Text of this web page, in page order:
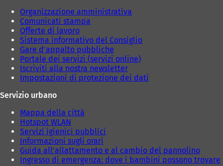
Organizzazione amministrativa
Comunicati stampa
Offerte di lavoro
Sistema informativo del Consiglio
Gare d'appalto pubbliche
Portale dei servizi (servizi online)
Iscriviti alla nostra newsletter
Impostazioni di protezione dei dati
Servizio urbano
Mappa della città
Hotspot WLAN
Servizi igienici pubblici
Informazioni sugli orari
Guida all'allattamento e al cambio del pannolino
Ingresso di emergenza: dove i bambini possono trovare